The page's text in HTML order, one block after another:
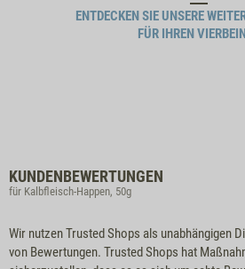
ENTDECKEN SIE UNSERE
FÜR IHREN
KUNDENBEWERTUNGEN
für Kalbfleisch-Happen, 50g
Wir nutzen Trusted Shops als unabhängigen
von Bewertungen. Trusted Shops hat